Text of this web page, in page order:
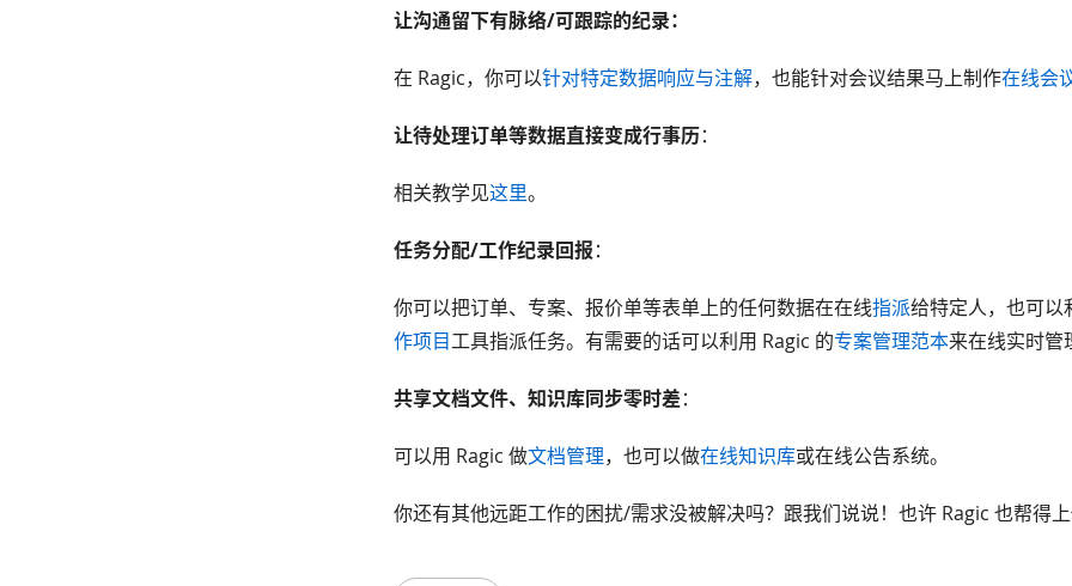
让沟通留下有脉络/可跟踪的纪录：
在 Ragic，你可以针对特定数据响应与注解，也能针对会议结果马上制作在线会
让待处理订单等数据直接变成行事历：
相关教学见这里。
任务分配/工作纪录回报：
你可以把订单、专案、报价单等表单上的任何数据在在线指派给特定人，也可以
作项目工具指派任务。有需要的话可以利用 Ragic 的专案管理范本来在线实时管
共享文档文件、知识库同步零时差：
可以用 Ragic 做文档管理，也可以做在线知识库或在线公告系统。
你还有其他远距工作的困扰/需求没被解决吗？跟我们说说！也许 Ragic 也帮得上